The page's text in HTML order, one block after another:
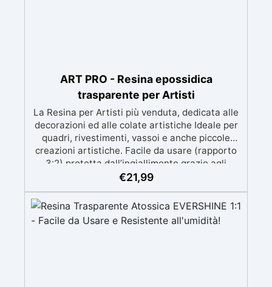
ART PRO - Resina epossidica
trasparente per Artisti
La Resina per Artisti più venduta, dedicata alle
decorazioni ed alle colate artistiche Ideale per
quadri, rivestimenti, vassoi e anche piccole
creazioni artistiche. Facile da usare (rapporto
3:2) protetta dall’ingiallimento grazie agli
speciali filtri UV Formula densa : non cola via,
in 12-24h garantendo una superficie lucida e
brillante
€21,99